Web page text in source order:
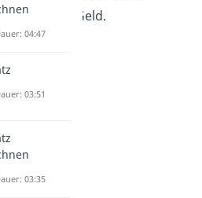
von Zeit und Geld.
04:47
03:51
03:35